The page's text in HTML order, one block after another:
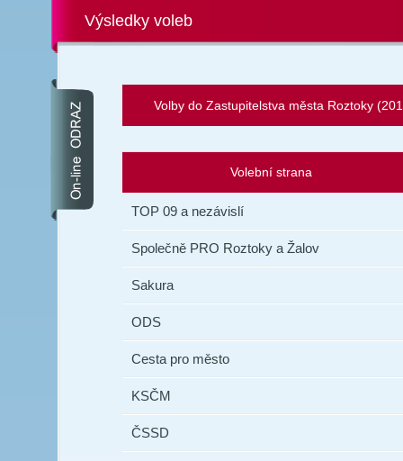
Výsledky voleb
Volby do Zastupitelstva města Roztoky
Volební strana
TOP 09 a nezávislí
Společně PRO Roztoky a Žalov
Sakura
ODS
Cesta pro město
KSČM
ČSSD